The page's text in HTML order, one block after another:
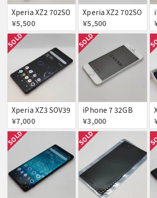
Xperia XZ2 702SO
¥5,500
Xperia XZ2 702SO
¥5,500
SOLD
Xperia XZ3 SOV39
¥7,000
SOLD
iPhone 7 32GB
¥3,000
SOLD SOLD